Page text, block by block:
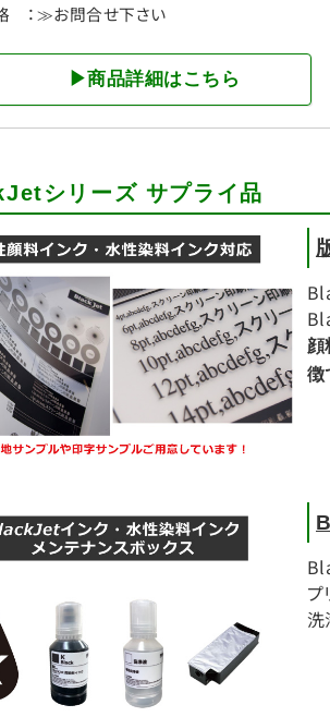
：≫お問合せ下さい
▶商品詳細はこちら
シリーズ サプライ品
顔
徴
プ
洗